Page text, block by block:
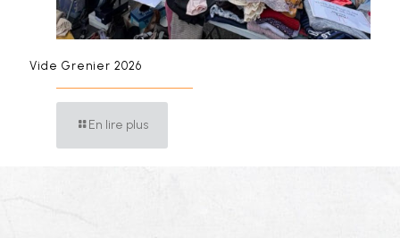
Vide Grenier 2026
En lire plus